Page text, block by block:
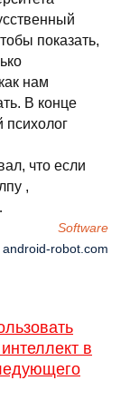
показать,
нам
В конце
психолог
что если
,
Software
robot.com
в